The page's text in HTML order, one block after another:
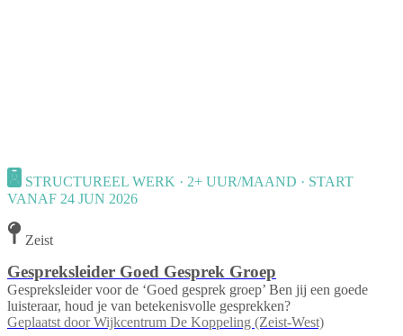
STRUCTUREEL WERK · 2+ UUR/MAAND · START
VANAF 24 JUN 2026
Zeist
Gespreksleider Goed Gesprek Groep
Gespreksleider voor de ‘Goed gesprek groep’ Ben jij een goede
luisteraar, houd je van betekenisvolle gesprekken?
Geplaatst door Wijkcentrum De Koppeling (Zeist-West)